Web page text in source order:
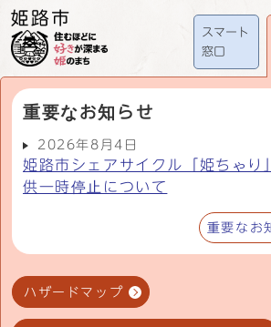
スマート
窓口
重要なお知らせ
2026年8月4日
姫路市シェアサイクル「姫ちゃり
供一時停止について
重要なお
ハザードマップ